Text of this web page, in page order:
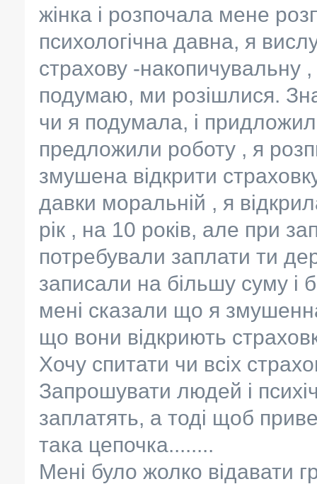
жінка і розпочала мене
психологічна давна, я
страхову -
подумаю, ми розішлися.
чи я подумала, і
предложили роботу , я
змушена відкрити
давки моральній , я
рік , на 10 років, але при
потребували заплати ти
записали на більшу суму і
мені сказали що я
що вони відкриють
Хочу спитати чи всіх
Запрошувати людей і
заплатять, а тоді щоб
така цепочка........
Мені було жолко відавати